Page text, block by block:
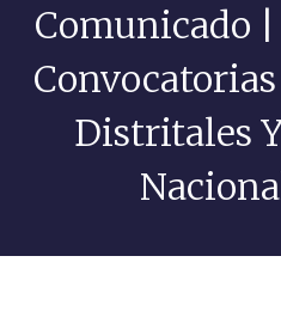
Comunicado
Distritales